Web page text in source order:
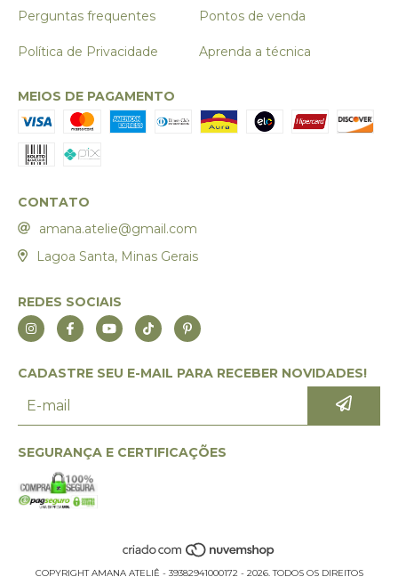
Perguntas frequentes Pontos de venda
Política de Privacidade Aprenda a técnica
MEIOS DE PAGAMENTO
CONTATO
amana.atelie@gmail.com
Lagoa Santa, Minas Gerais
REDES SOCIAIS
CADASTRE SEU E-MAIL PARA RECEBER NOVIDADES!
SEGURANÇA E CERTIFICAÇÕES
COPYRIGHT AMANA ATELIÊ - 39382941000172 - 2026. TODOS OS DIREITOS